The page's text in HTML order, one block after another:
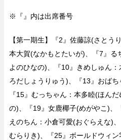
※『』内は出席番号
【第一期生】『2』佐藤諒(さと
本大賀(なかもとたいが)、『7』る
よのひなの)、『10』きめしゅん
ろだしょうりゅう)、『13』おば
『15』むっちゃん：本多睦(ほん
の)、『19』女鹿椰子(めがやこ)、
えのちん：小倉可愛(おぐらえな)
むらりき)、『25』ボールドウィ